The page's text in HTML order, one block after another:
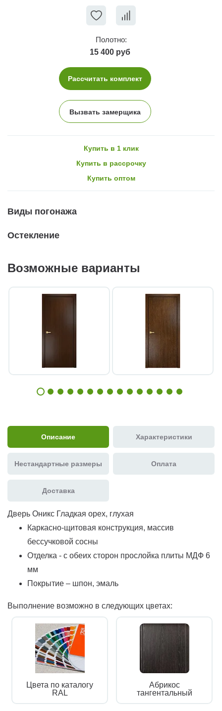
Полотно:
15 400 руб
Рассчитать комплект
Вызвать замерщика
Купить в 1 клик
Купить в рассрочку
Купить оптом
Виды погонажа
Остекление
Возможные варианты
Описание Характеристики
Нестандартные размеры Оплата
Доставка
Дверь Оникс Гладкая орех, глухая
Каркасно-щитовая конструкция, массив
бессучковой сосны
Отделка - с обеих сторон прослойка плиты МДФ 6
мм
Покрытие – шпон, эмаль
Выполнение возможно в следующих цветах:
Цвета по каталогу
RAL
Абрикос
тангентальный